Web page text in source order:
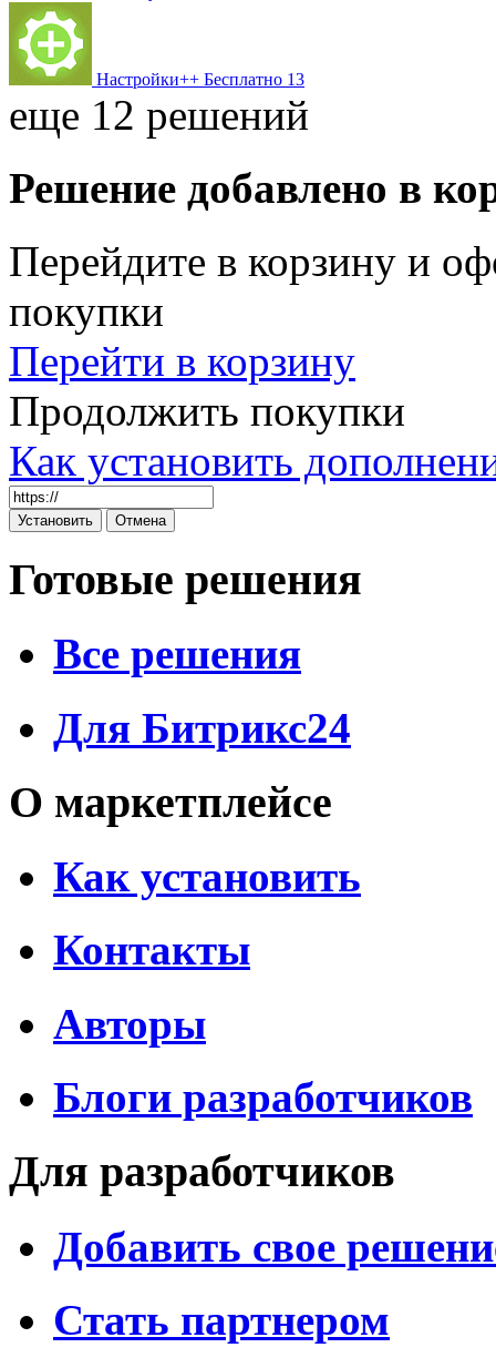
Настройки++ Бесплатно 13
еще 12 решений
Решение добавлено в
Перейдите в корзину и
покупки
Перейти в корзину
Продолжить покупки
Как установить
Готовые решения
Все решения
Для Битрикс24
О маркетплейсе
Как установить
Контакты
Авторы
Блоги разработчиков
Для разработчиков
Добавить свое
Стать партнером